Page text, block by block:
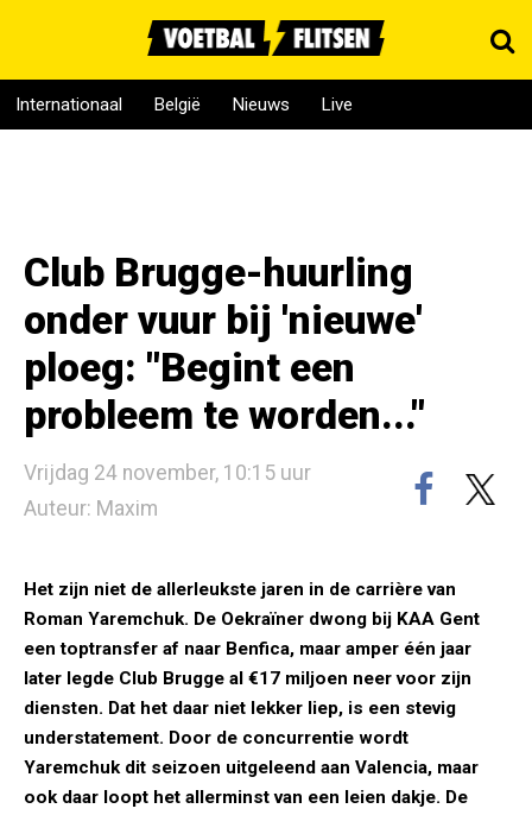
Internationaal België Nieuws Live
Club Brugge-huurling
onder vuur bij 'nieuwe'
ploeg: "Begint een
probleem te worden..."
Vrijdag 24 november, 10:15 uur
Auteur: Maxim
Het zijn niet de allerleukste jaren in de carrière van
Roman Yaremchuk. De Oekraïner dwong bij KAA Gent
een toptransfer af naar Benfica, maar amper één jaar
later legde Club Brugge al €17 miljoen neer voor zijn
diensten. Dat het daar niet lekker liep, is een stevig
understatement. Door de concurrentie wordt
Yaremchuk dit seizoen uitgeleend aan Valencia, maar
ook daar loopt het allerminst van een leien dakje. De